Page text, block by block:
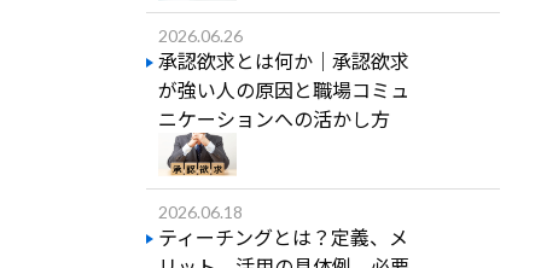
2026.06.26
承認欲求とは何か｜承認欲求
が強い人の原因と職場コミュ
ニケーションへの活かし方
2026.06.18
ティーチングとは？定義、メ